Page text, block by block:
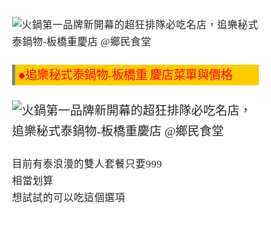
●追樂秘式泰鍋物-板橋重 慶店菜單與價格
目前有泰浪漫的雙人套餐只要999
相當划算
想試試的可以吃這個選項